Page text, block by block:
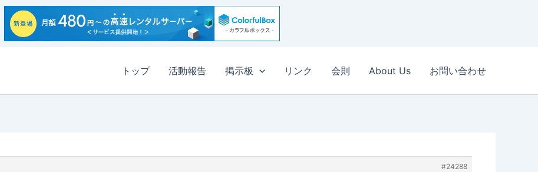
トップ 活動報告 掲示板 リンク 会則 About Us お問い合わせ
#24288